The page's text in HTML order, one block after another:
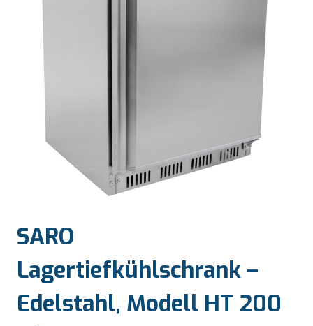
SARO
Lagertiefkühlschrank –
Edelstahl, Modell HT 200